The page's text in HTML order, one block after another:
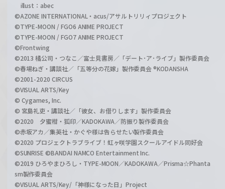
illust：abec
©AZONE INTERNATIONAL・acus/アサルトリリィプロジェクト
©TYPE-MOON / FGO6 ANIME PROJECT
©TYPE-MOON / FGO7 ANIME PROJECT
©Frontwing
©2013 橘公司・つなこ／富士見書房／「デート･ア･ライブ」製作委員会
©春場ねぎ・講談社／「五等分の花嫁」製作委員会 ®KODANSHA
©2001-2020 CIRCUS
©VISUAL ARTS/Key
© Cygames, Inc.
© 宮島礼吏・講談社／「彼女、お借りします」製作委員会
©2020 夕蜜柑・狐印／KADOKAWA／防振り製作委員会
©赤坂アカ／集英社・かぐや様は告らせたい製作委員会
©2020 プロジェクトラブライブ！虹ヶ咲学園スクールアイドル同好会
©SUNRISE ©BANDAI NAMCO Entertainment Inc.
©2019 ひろやまひろし・TYPE-MOON／KADOKAWA／Prisma☆Phanta
sm製作委員会
©VISUAL ARTS/Key/「神様になった日」Project